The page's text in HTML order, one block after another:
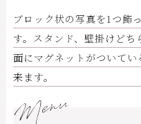
ブロック状の写真を1つ飾
す。スタンド、壁掛けど
面にマグネットがついて
来ます。
Menu